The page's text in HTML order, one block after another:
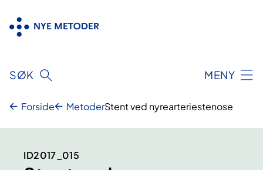
innhold
SØK MENY
Forside MetoderStent ved nyrearteriestenose
ID2017_015